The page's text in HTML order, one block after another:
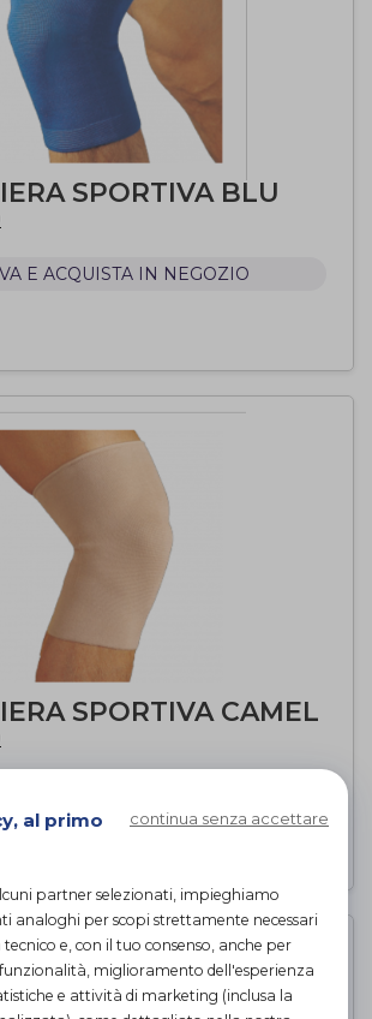
SPORTIVA BLU
E ACQUISTA IN NEGOZIO
SPORTIVA CAMEL
al primo
continua senza accettare
partner selezionati, impieghiamo
analoghi per scopi strettamente necessari
e, con il tuo consenso, anche per
miglioramento dell'esperienza
e attività di marketing (inclusa la